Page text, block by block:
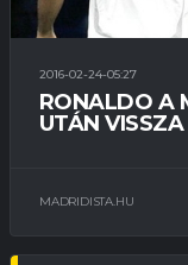
2016-02-24-05:27
RONALDO A
UTÁN
MADRIDISTA.HU